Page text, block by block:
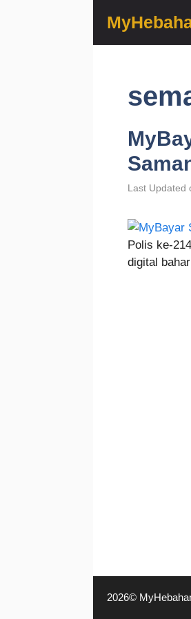
Last Updated
Polis ke-
digital
2026©